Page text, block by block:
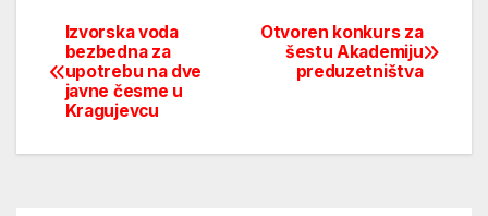
Post
navigation
Otvoren konkurs za
šestu Akademiju
preduzetništva
Izvorska voda
bezbedna za
upotrebu na dve
javne česme u
Kragujevcu